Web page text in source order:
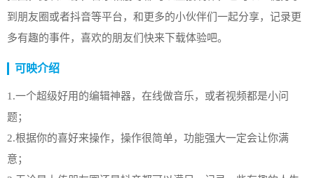
到朋友圈或者抖音等平台，和更多的小伙伴们一起分享，记录更
多有趣的事件，喜欢的朋友们快来下载体验吧。
可映介绍
1.一个超级好用的编辑神器，在线做音乐，或者视频都是小问
题；
2.根据你的喜好来操作，操作很简单，功能强大一定会让你满
意；